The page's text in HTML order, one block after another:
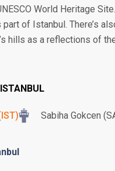
World Heritage
of Istanbul. There’s
hills as a reflections of
Sabiha Gokcen